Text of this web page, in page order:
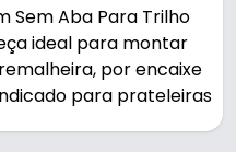
Sem Aba Para Trilho
ideal para montar
por encaixe
para prateleiras